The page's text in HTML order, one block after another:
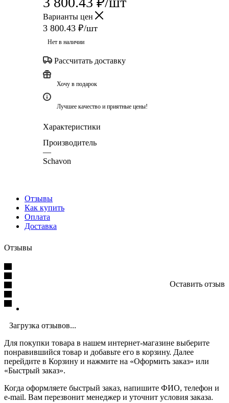
Варианты цен
3 800.43 ₽/шт
Нет в наличии
Рассчитать доставку
Хочу в подарок
Лучшее качество и приятные цены!
Характеристики
Производитель
—
Schavon
Отзывы
Как купить
Оплата
Доставка
Отзывы
Оставить отзыв
Загрузка отзывов...
Для покупки товара в нашем интернет-магазине выберите
понравившийся товар и добавьте его в корзину. Далее
перейдите в Корзину и нажмите на «Оформить заказ» или
«Быстрый заказ».
Когда оформляете быстрый заказ, напишите ФИО, телефон и
e-mail. Вам перезвонит менеджер и уточнит условия заказа.